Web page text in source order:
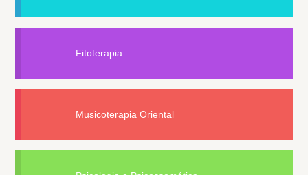
Fitoterapia
Musicoterapia Oriental